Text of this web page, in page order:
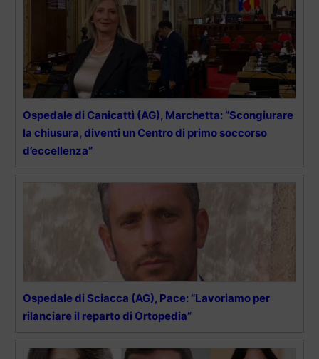
Ospedale di Canicattì (AG), Marchetta: “Scongiurare
la chiusura, diventi un Centro di primo soccorso
d’eccellenza”
Ospedale di Sciacca (AG), Pace: “Lavoriamo per
rilanciare il reparto di Ortopedia”